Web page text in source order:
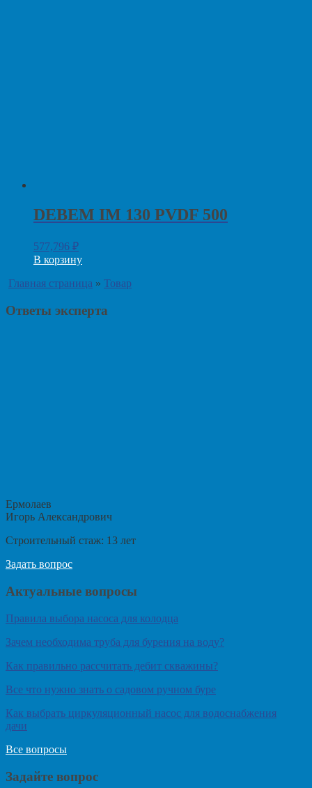
DEBEM IM 130 PVDF 500
577,796 ₽
В корзину
Главная страница » Товар
Ответы эксперта
Ермолаев
Игорь Александрович
Строительный стаж: 13 лет
Задать вопрос
Актуальные вопросы
Правила выбора насоса для колодца
Зачем необходима труба для бурения на воду?
Как правильно рассчитать дебит скважины?
Все что нужно знать о садовом ручном буре
Как выбрать циркуляционный насос для водоснабжения
дачи
Все вопросы
Задайте вопрос